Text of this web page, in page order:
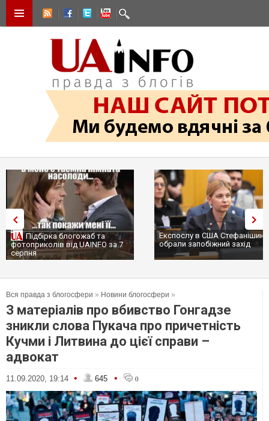
Експослу в США Стефанішиній
обрали запобіжний захід
Трамп не передасть Україні
сотні ракет до Patriot, бо у
Вся правда з блогосфери » Новини блогосфери »
З матеріалів про вбивство Гонгадзе
зникли слова Пукача про причетність
Кучми і Литвина до цієї справи –
адвокат
11.09.2020, 19:14 • 645 • 0